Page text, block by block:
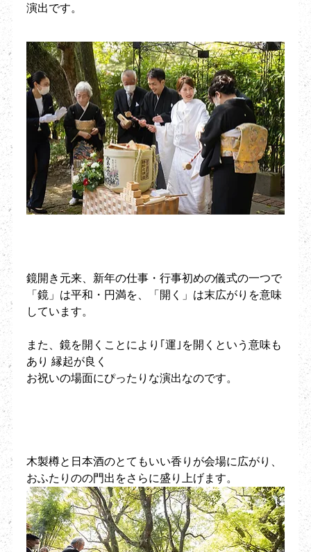
演出です。
鏡開き元来、新年の仕事・行事初めの儀式の一つで
「鏡」は平和・円満を、「開く」は末広がりを意味
しています。
また、鏡を開くことにより｢運｣を開くという意味も
あり 縁起が良く
お祝いの場面にぴったりな演出なのです。
木製樽と日本酒のとてもいい香りが会場に広がり、
おふたりのの門出をさらに盛り上げます。